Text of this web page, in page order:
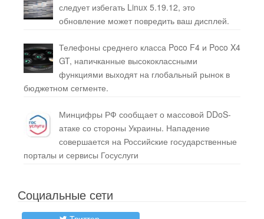
следует избегать Linux 5.19.12, это
обновление может повредить ваш дисплей.
Телефоны среднего класса Poco F4 и Poco X4
GT, напичканные высококлассными
функциями выходят на глобальный рынок в
бюджетном сегменте.
Минцифры РФ сообщает о массовой DDoS-
атаке со стороны Украины. Нападение
совершается на Российские государственные
порталы и сервисы Госуслуги
Социальные сети